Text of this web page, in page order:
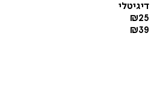
דיגיטלי
₪25
₪39